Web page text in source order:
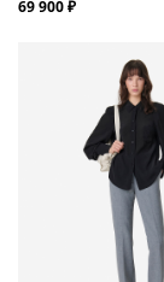
69 900 ₽